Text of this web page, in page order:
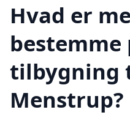
Hvad er
bestemme
tilbygning
Menstrup?